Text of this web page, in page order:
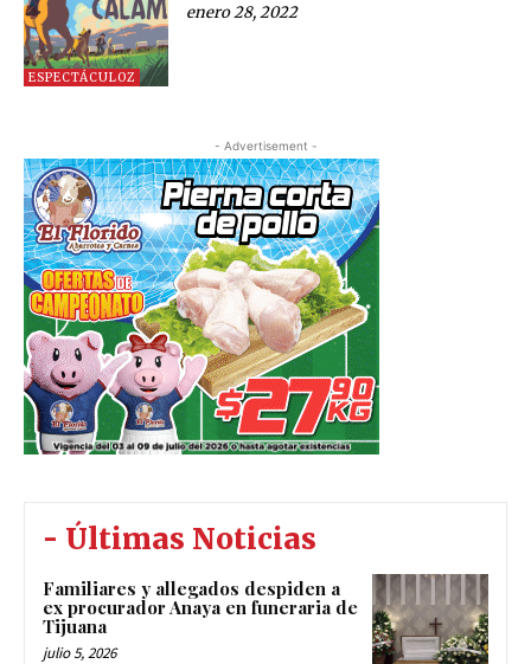
ESPECTÁCULOZ
enero 28, 2022
- Advertisement -
- Últimas Noticias
Familiares y allegados despiden a
ex procurador Anaya en funeraria de
Tijuana
julio 5, 2026